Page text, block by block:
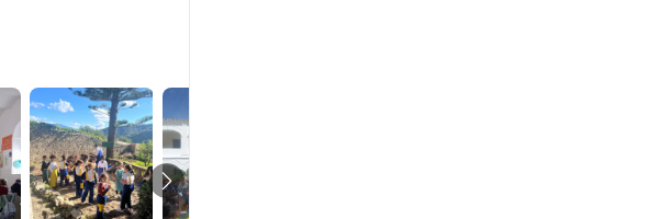
že s vaší